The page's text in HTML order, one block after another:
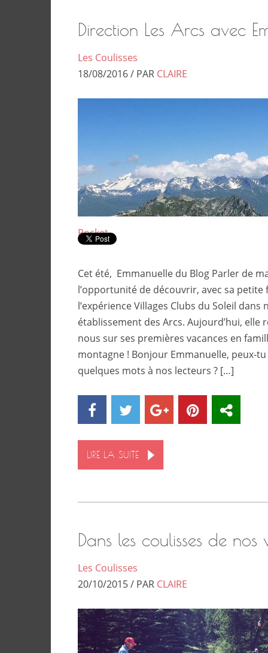
Direction Les Arcs avec
Les Coulisses
18/08/2016 / PAR CLAIRE
Pocket
Cet été, Emmanuelle du Blog Parler de
l’opportunité de découvrir, avec sa petite
l’expérience Villages Clubs du Soleil dans
établissement des Arcs. Aujourd’hui, elle
nous sur ses premières vacances en
montagne ! Bonjour Emmanuelle, peux-
quelques mots à nos lecteurs ? […]
LIRE LA SUITE
Dans les coulisses de nos
Les Coulisses
20/10/2015 / PAR CLAIRE